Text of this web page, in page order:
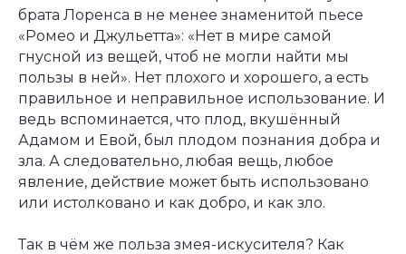
брата Лоренса в не менее знаменитой пьесе
«Ромео и Джульетта»: «Нет в мире самой
гнусной из вещей, чтоб не могли найти мы
пользы в ней». Нет плохого и хорошего, а есть
правильное и неправильное использование. И
ведь вспоминается, что плод, вкушённый
Адамом и Евой, был плодом познания добра и
зла. А следовательно, любая вещь, любое
явление, действие может быть использовано
или истолковано и как добро, и как зло.
Так в чём же польза змея-искусителя? Как